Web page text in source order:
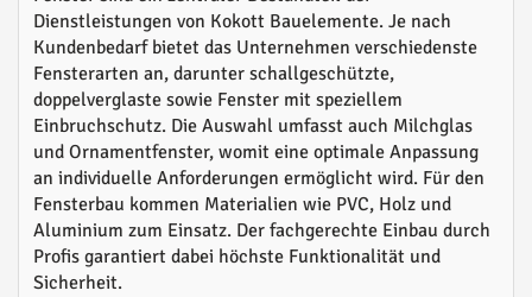
Dienstleistungen von Kokott Bauelemente. Je nach
Kundenbedarf bietet das Unternehmen verschiedenste
Fensterarten an, darunter schallgeschützte,
doppelverglaste sowie Fenster mit speziellem
Einbruchschutz. Die Auswahl umfasst auch Milchglas
und Ornamentfenster, womit eine optimale Anpassung
an individuelle Anforderungen ermöglicht wird. Für den
Fensterbau kommen Materialien wie PVC, Holz und
Aluminium zum Einsatz. Der fachgerechte Einbau durch
Profis garantiert dabei höchste Funktionalität und
Sicherheit.